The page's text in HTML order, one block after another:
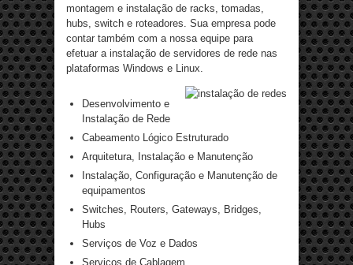
montagem e instalação de racks, tomadas,
hubs, switch e roteadores. Sua empresa pode
contar também com a nossa equipe para
efetuar a instalação de servidores de rede nas
plataformas Windows e Linux.
Desenvolvimento e
Instalação de Rede
Cabeamento Lógico Estruturado
Arquitetura, Instalação e Manutenção
Instalação, Configuração e Manutenção de
equipamentos
Switches, Routers, Gateways, Bridges,
Hubs
Serviços de Voz e Dados
Serviços de Cablagem